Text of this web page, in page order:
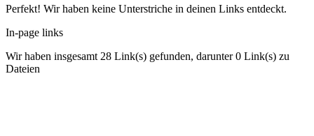
Perfekt! Wir haben keine Unterstriche in deinen Links entdeckt.
In-page links
Wir haben insgesamt 28 Link(s) gefunden, darunter 0 Link(s) zu
Dateien